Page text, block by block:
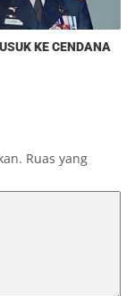
KE CENDANA
Ruas yang